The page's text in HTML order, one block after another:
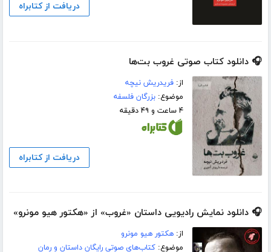
دریافت از کتابراه
🎧 دانلود کتاب صوتی غروب بت‌ها
از:فریدریش نیچه
موضوع:بزرگان فلسفه
۴ ساعت و ۴۹ دقیقه
دریافت از کتابراه
🎧 دانلود نمایش رادیویی داستان «غروب» از «هکتور هیو مونرو»
از:هکتور هیو مونرو
موضوع:کتاب‌های صوتی رایگان داستان و رمان